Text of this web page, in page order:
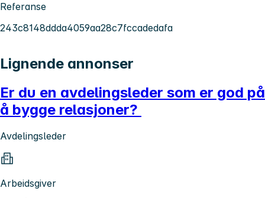
Referanse
243c8148ddda4059aa28c7fccadedafa
Lignende annonser
Er du en avdelingsleder som er god på
å bygge relasjoner?
Avdelingsleder
Arbeidsgiver